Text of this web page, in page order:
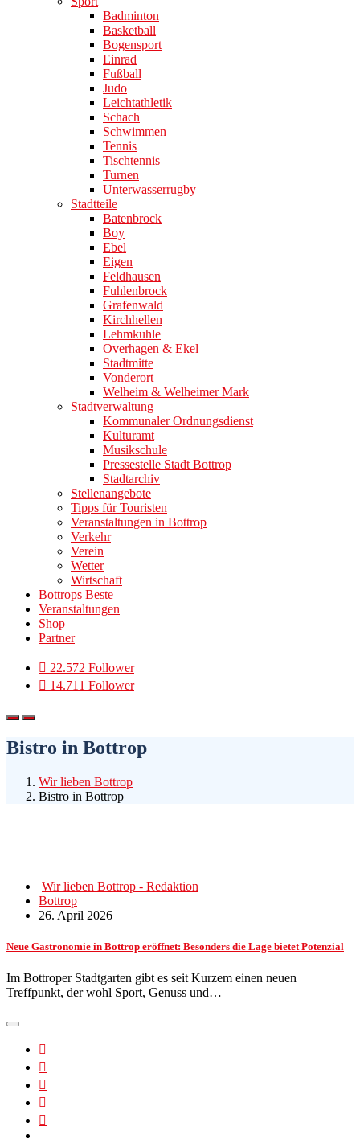
Badminton
Basketball
Bogensport
Einrad
Fußball
Judo
Leichtathletik
Schach
Schwimmen
Tennis
Tischtennis
Turnen
Unterwasserrugby
Stadtteile
Batenbrock
Boy
Ebel
Eigen
Feldhausen
Fuhlenbrock
Grafenwald
Kirchhellen
Lehmkuhle
Overhagen & Ekel
Stadtmitte
Vonderort
Welheim & Welheimer Mark
Stadtverwaltung
Kommunaler Ordnungsdienst
Kulturamt
Musikschule
Pressestelle Stadt Bottrop
Stadtarchiv
Stellenangebote
Tipps für Touristen
Veranstaltungen in Bottrop
Verkehr
Verein
Wetter
Wirtschaft
Bottrops Beste
Veranstaltungen
Shop
Partner
22.572 Follower
14.711 Follower
Bistro in Bottrop
Wir lieben Bottrop
Bistro in Bottrop
Wir lieben Bottrop - Redaktion
Bottrop
26. April 2026
Neue Gastronomie in Bottrop eröffnet: Besonders die Lage bietet Potenzial
Im Bottroper Stadtgarten gibt es seit Kurzem einen neuen
Treffpunkt, der wohl Sport, Genuss und…